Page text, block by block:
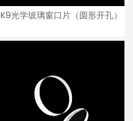
K9光学玻璃窗口片（圆形开孔）